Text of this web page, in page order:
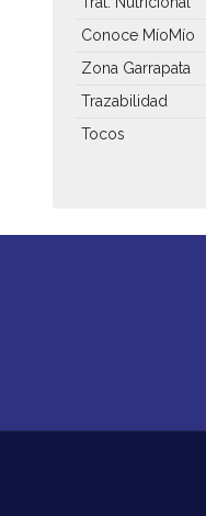
Conoce MíoMío
Zona Garrapata
Trazabilidad
Tocos